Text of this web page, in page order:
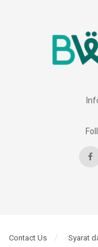
Contact Us Syarat